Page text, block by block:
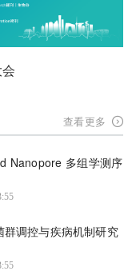
查看更多
Nanopore 多组学测序
群调控与疾病机制研究